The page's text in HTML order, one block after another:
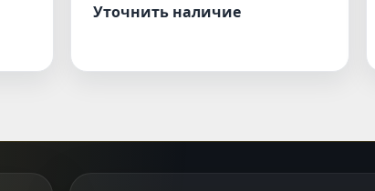
Уточнить наличие